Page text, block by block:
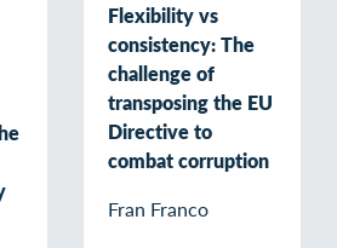
Flexibility vs
consistency: The
challenge of
transposing the EU
Directive to
combat corruption
Fran Franco